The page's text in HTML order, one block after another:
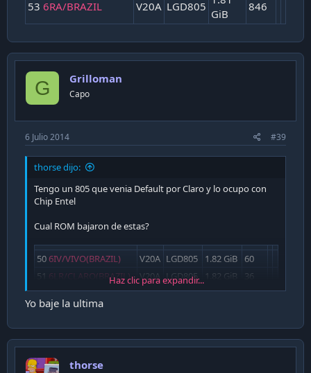
53 6RA/BRAZIL V20A LGD805
GiB
846
G Grilloman
Capo
6 Julio 2014 #39
thorse dijo:
Tengo un 805 que venia Default por Claro y lo ocupo con
Chip Entel
Cual ROM bajaron de estas?
506IV/VIVO(BRAZIL) V20A LGD805 1.82 GiB 60
51 6LR/CLARO(BRAZIL) V20A LGD805 1.82 GiB
36
526RA/BRAZIL V20A LGD805 1.81 GiB 5439
Haz clic para expandir...
Yo baje la ultima
thorse